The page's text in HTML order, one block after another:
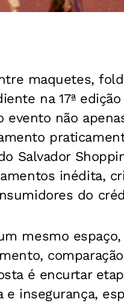
maquetes,
na 17ª
evento não
Salvador
inédita,
do
mesmo
é encurtar
e insegurança,